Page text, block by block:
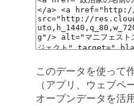
このデータを使って
（アプリ、ウェブペ
オープンデータを活